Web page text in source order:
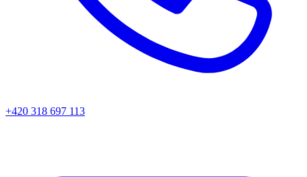
+420 318 697 113